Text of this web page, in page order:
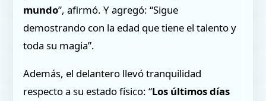
mundo”, afirmó. Y agregó: “Sigue
demostrando con la edad que tiene el talento y
toda su magia”.
Además, el delantero llevó tranquilidad
respecto a su estado físico: “Los últimos días